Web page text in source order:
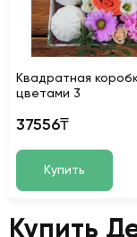
Квадратная
цветами 3
37556₸
Купить
Купить